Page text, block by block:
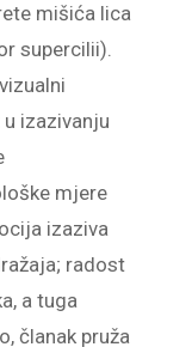
mišića lica
supercilii).
izazivanju
mjere
izaziva
radost
a tuga
članak pruža